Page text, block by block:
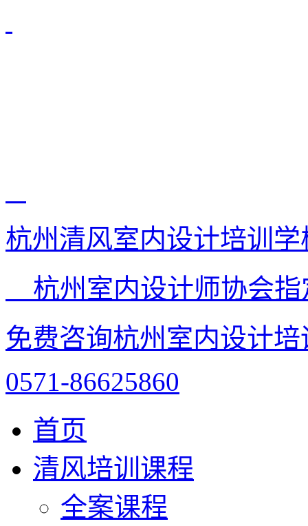
杭州清风室内设计培训学
杭州室内设计师协会
免费咨询杭州室内设计
0571-86625860
首页
清风培训课程
全案课程